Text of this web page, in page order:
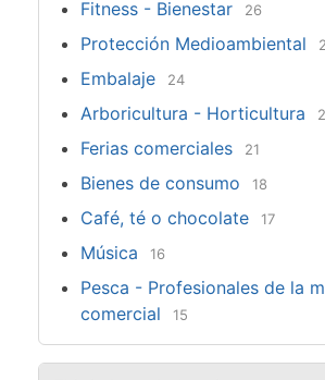
Fitness - Bienestar 26
Protección Medioambiental
Embalaje 24
Arboricultura - Horticultura
Ferias comerciales 21
Bienes de consumo 18
Café, té o chocolate 17
Música 16
Pesca - Profesionales de la
comercial
15